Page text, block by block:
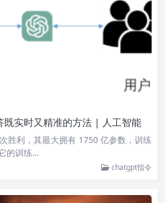
既实时又精准的方法 | 人工智能
胜利，其最大拥有 1750 亿参数，训练
的训练…
chatgpt指令